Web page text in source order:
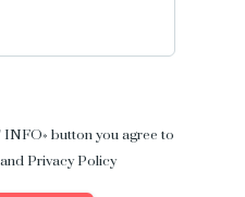
button you agree to
Privacy Policy